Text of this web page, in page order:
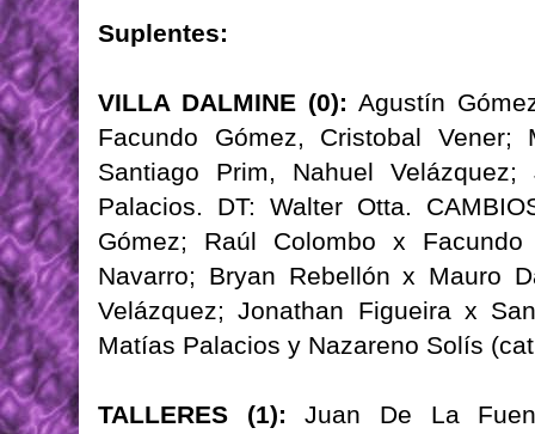
Suplentes:
VILLA DALMINE (0): Agustín
Facundo Gómez, Cristobal Vener;
Santiago Prim, Nahuel
Palacios. DT: Walter Otta.
Gómez; Raúl Colombo x
Navarro; Bryan Rebellón x Mauro
Velázquez; Jonathan Figueira x
Matías Palacios y Nazareno Solís
TALLERES (1): Juan De La